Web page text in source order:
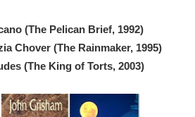
(The Pelican Brief, 1992)
Chover (The Rainmaker, 1995)
(The King of Torts, 2003)